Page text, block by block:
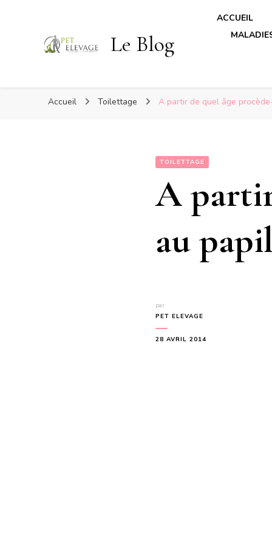
Le Blog
ACCUEIL
Accueil Toilettage A partir de quel âge
TOILETTAGE
A
au
par
PET ELEVAGE
28 AVRIL 2014